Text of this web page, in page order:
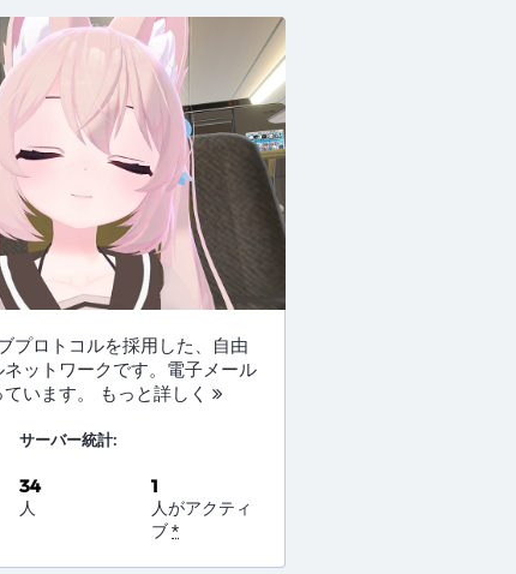
プロトコルを採用した、自由
ットワークです。電子メール
います。
もっと詳しく
サーバー統計:
34
人
1
人がアクティ
ブ*